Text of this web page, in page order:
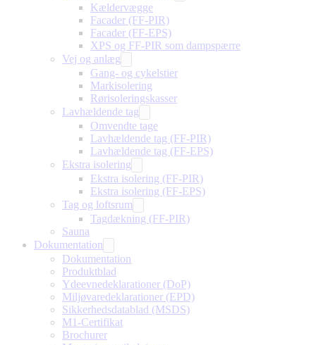
Kældervægge
Facader (FF-PIR)
Facader (FF-EPS)
XPS og FF-PIR som dampspærre
Vej og anlæg
Gang- og cykelstier
Markisolering
Rørisoleringskasser
Lavhældende tag
Omvendte tage
Lavhældende tag (FF-PIR)
Lavhældende tag (FF-EPS)
Ekstra isolering
Ekstra isolering (FF-PIR)
Ekstra isolering (FF-EPS)
Tag og loftsrum
Tagdækning (FF-PIR)
Sauna
Dokumentation
Dokumentation
Produktblad
Ydeevnedeklarationer (DoP)
Miljøvaredeklarationer (EPD)
Sikkerhedsdatablad (MSDS)
M1-Certifikat
Brochurer